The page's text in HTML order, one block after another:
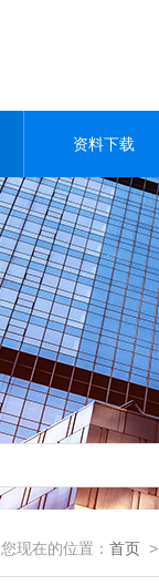
资料下载
您现在的位置： 首页 >